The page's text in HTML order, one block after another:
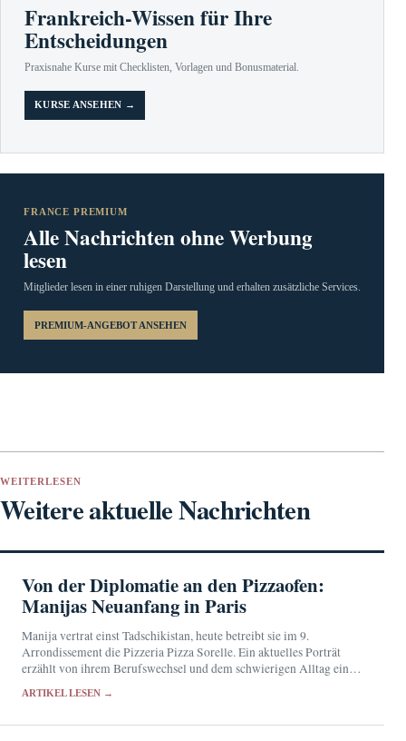
Frankreich-Wissen für Ihre
Entscheidungen
Praxisnahe Kurse mit Checklisten, Vorlagen und Bonusmaterial.
KURSE ANSEHEN →
FRANCE PREMIUM
Alle Nachrichten ohne Werbung
lesen
Mitglieder lesen in einer ruhigen Darstellung und erhalten zusätzliche Services.
PREMIUM-ANGEBOT ANSEHEN
WEITERLESEN
Weitere aktuelle Nachrichten
Von der Diplomatie an den Pizzaofen:
Manijas Neuanfang in Paris
Manija vertrat einst Tadschikistan, heute betreibt sie im 9.
Arrondissement die Pizzeria Pizza Sorelle. Ein aktuelles Porträt
erzählt von ihrem Berufswechsel und dem schwierigen Alltag eines
ARTIKEL LESEN →